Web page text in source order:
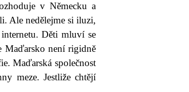
v Německu a
Ale nedělejme si iluzi,
Děti mluví se
není rigidně
Maďarská společnost
meze. Jestliže chtějí